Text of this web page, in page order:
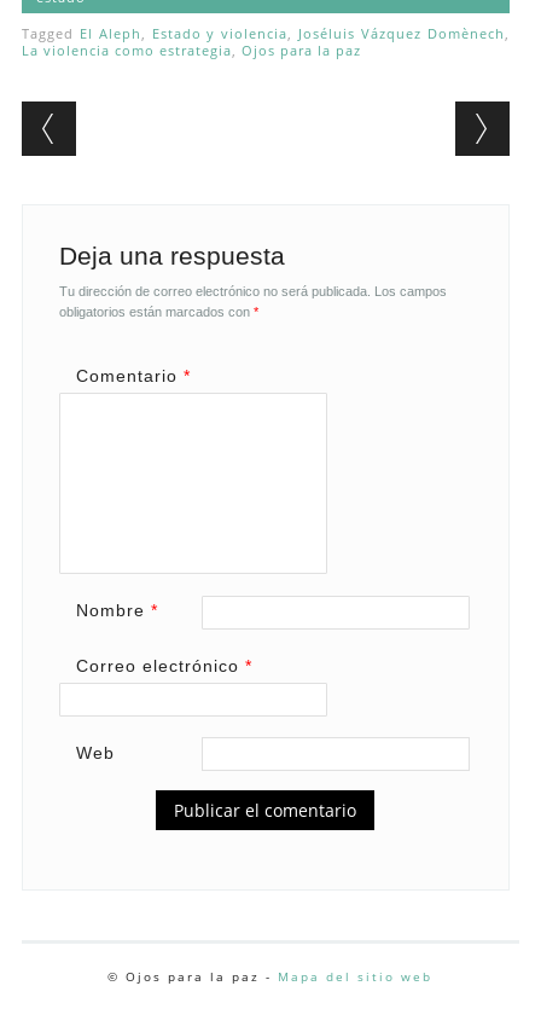
Tagged El Aleph , Estado y violencia, Joséluis Vázquez Domènech ,
La violencia como estrategia, Ojos para la paz
Post navigation
Deja una respuesta
Tu dirección de correo electrónico no será publicada.
Los campos
obligatorios están marcados con *
Comentario *
Nombre *
Correo electrónico *
Web
© Ojos para la paz - Mapa del sitio web